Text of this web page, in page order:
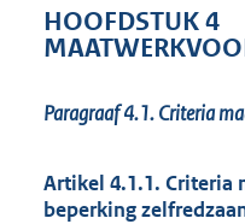
HOOFDSTUK 4
Paragraaf 4.1.Criteria
Artikel 4.1.1. Criteria
beperking